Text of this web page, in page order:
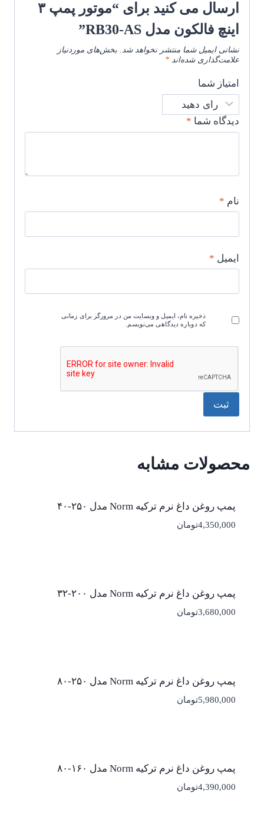
ارسال می کنید برای “موتور پمپ ۳
اینچ فالکون مدل RB30-AS”
نشانی ایمیل شما منتشر نخواهد شد. بخش‌های موردنیاز
علامت‌گذاری شده‌اند *
امتیاز شما
دیدگاه شما *
نام *
ایمیل *
ذخیره نام، ایمیل و وبسایت من در مرورگر برای زمانی
که دوباره دیدگاهی می‌نویسم.
محصولات مشابه
پمپ روغن داغ نرم ترکیه Norm مدل ۲۵۰-۴۰
4,350,000تومان
پمپ روغن داغ نرم ترکیه Norm مدل ۲۰۰-۳۲
3,680,000تومان
پمپ روغن داغ نرم ترکیه Norm مدل ۲۵۰-۸۰
5,980,000تومان
پمپ روغن داغ نرم ترکیه Norm مدل ۱۶۰-۸۰
4,390,000تومان